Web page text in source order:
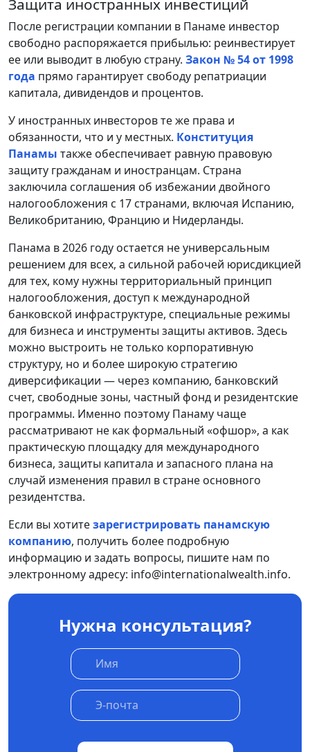
Защита иностранных инвестиций
После регистрации компании в Панаме инвестор
свободно распоряжается прибылью: реинвестирует
ее или выводит в любую страну. Закон № 54 от 1998
года прямо гарантирует свободу репатриации
капитала, дивидендов и процентов.
У иностранных инвесторов те же права и
обязанности, что и у местных. Конституция
Панамы также обеспечивает равную правовую
защиту гражданам и иностранцам. Страна
заключила соглашения об избежании двойного
налогообложения с 17 странами, включая Испанию,
Великобританию, Францию и Нидерланды.
Панама в 2026 году остается не универсальным
решением для всех, а сильной рабочей юрисдикцией
для тех, кому нужны территориальный принцип
налогообложения, доступ к международной
банковской инфраструктуре, специальные режимы
для бизнеса и инструменты защиты активов. Здесь
можно выстроить не только корпоративную
структуру, но и более широкую стратегию
диверсификации — через компанию, банковский
счет, свободные зоны, частный фонд и резидентские
программы. Именно поэтому Панаму чаще
рассматривают не как формальный «офшор», а как
практическую площадку для международного
бизнеса, защиты капитала и запасного плана на
случай изменения правил в стране основного
резидентства.
Если вы хотитезарегистрировать панамскую
компанию, получить более подробную
информацию и задать вопросы, пишите нам по
электронному адресу: info@internationalwealth.info.
Нужна консультация?